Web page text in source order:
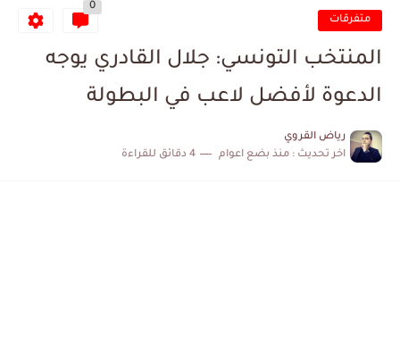
عرض قطري يُغري ادارة النادي الإفريقي للتخلي عن موهبتها
كابتن مانشستر يونايتد يدعم حنبعل المجبري
متفرقات
0
المنتخب التونسي: جلال القادري يوجه
الدعوة لأفضل لاعب في البطولة
رياض القروي
اخر تحديث : منذ بضع اعوام 4 دقائق للقراءة